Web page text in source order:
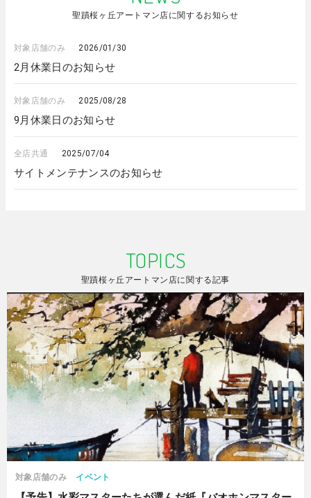
聖蹟桜ヶ丘アートマン店に関するお知らせ
対象店舗のみ 2026/01/30
2月休業日のお知らせ
対象店舗のみ 2025/08/28
9月休業日のお知らせ
全店共通 2025/07/04
サイトメンテナンスのお知らせ
TOPICS
聖蹟桜ヶ丘アートマン店に関する記事
対象店舗のみ イベント